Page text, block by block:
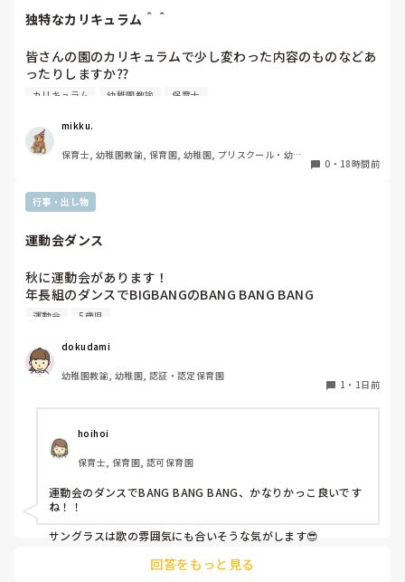
的に全企業（1人以上）へ拡大されます。
従業員数がこの条件より少ない法人？でしょうか？
合う合わないは誰にでもあるし、それを早い段階で見極めるこ
とも必要だと思っています。
何が合わなかったのか。
次に同じことにならないためにちょっと考えてみると良いかも
です😊
独特なカリキュラム＾＾
皆さんの園のカリキュラムで少し変わった内容のものなどあ
ったりしますか⁇
のみ）・乾布摩擦（年中組以上児が体育の時間に体操服の上
から行っています）があります。
♪
カリキュラム 幼稚園教諭 保育士
mikku.
保育士, 幼稚園教諭, 保育園, 幼稚園, プリスクール・幼児
0 ・ 18時間前
行事・出し物
運動会ダンス
秋に運動会があります！
年長組のダンスでBIGBANGのBANG BANG BANG
踊ります！
運動会 5歳児
dokudami
幼稚園教諭, 幼稚園, 認証・認定保育園
1 ・ 1日前
hoihoi
保育士, 保育園, 認可保育園
運動会のダンスでBANG BANG BANG、かなりかっこ良いです
ね！！
サングラスは歌の雰囲気にも合いそうな気がします😎
回答をもっと見る